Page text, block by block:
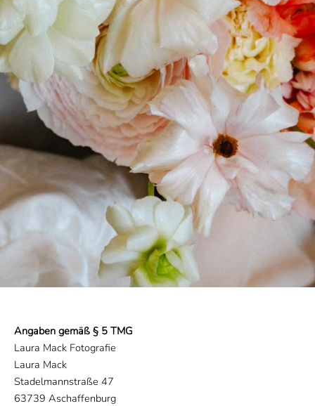
Angaben gemäß § 5 TMG
Laura Mack Fotografie
Laura Mack
Stadelmannstraße 47
63739 Aschaffenburg